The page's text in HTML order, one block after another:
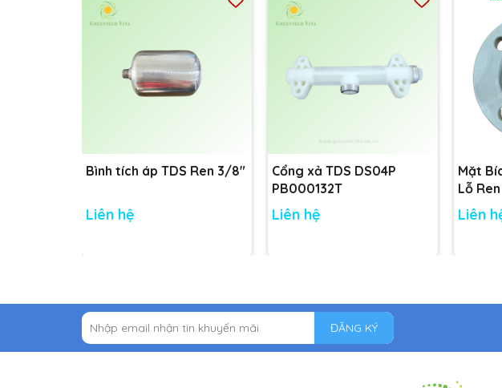
Bình tích áp TDS Ren 3/8"
Liên hệ
Cổng xả TDS DS04P
PB000132T
Liên hệ
Mặt
Lỗ
DN32,
chuẩn
Liên
ĐĂNG KÝ